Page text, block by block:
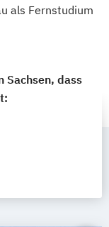
als Fernstudium
Sachsen, dass